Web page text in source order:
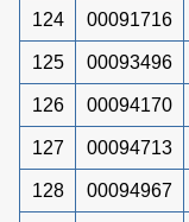
124 00091716
125 00093496
126 00094170
127 00094713
128 00094967